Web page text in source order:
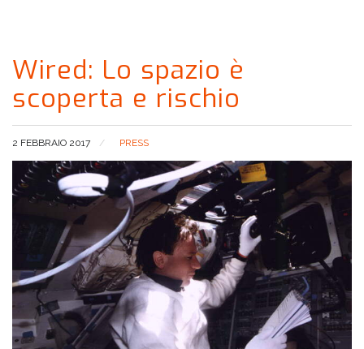
Wired: Lo spazio è
scoperta e rischio
2 FEBBRAIO 2017 PRESS